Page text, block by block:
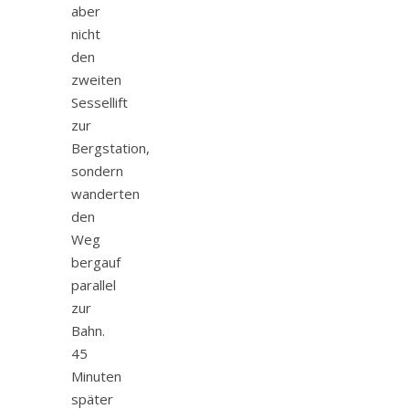
aber
nicht
den
zweiten
Sessellift
zur
Bergstation,
sondern
wanderten
den
Weg
bergauf
parallel
zur
Bahn.
45
Minuten
später